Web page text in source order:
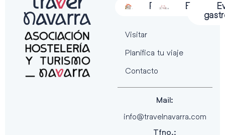
Alojamiento
Restauración
Actividades
Visitar
Planifica tu viaje
Contacto
Mail:
info@travelnavarra.com
Tfno.: